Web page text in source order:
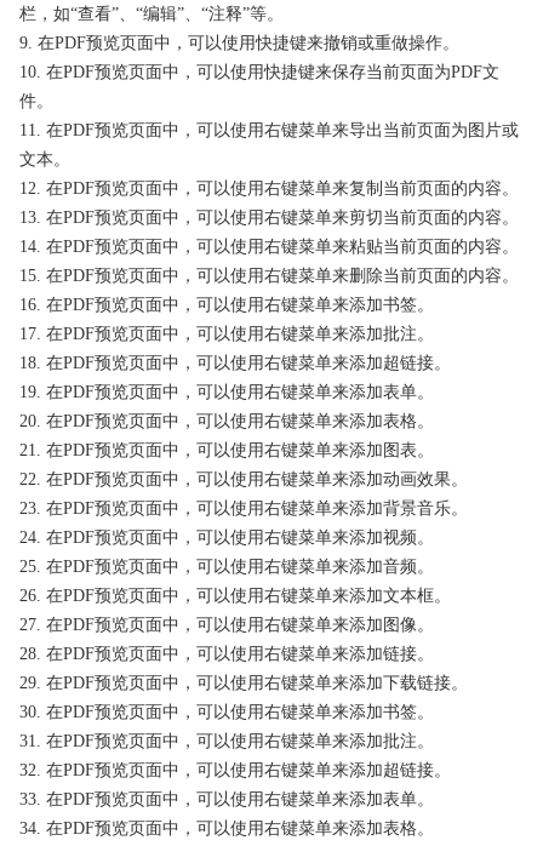
栏，如“查看”、“编辑”、“注释”等。
9. 在PDF预览页面中，可以使用快捷键来撤销或重做操作。
10. 在PDF预览页面中，可以使用快捷键来保存当前页面为PDF文
件。
11. 在PDF预览页面中，可以使用右键菜单来导出当前页面为图片或
文本。
12. 在PDF预览页面中，可以使用右键菜单来复制当前页面的内容。
13. 在PDF预览页面中，可以使用右键菜单来剪切当前页面的内容。
14. 在PDF预览页面中，可以使用右键菜单来粘贴当前页面的内容。
15. 在PDF预览页面中，可以使用右键菜单来删除当前页面的内容。
16. 在PDF预览页面中，可以使用右键菜单来添加书签。
17. 在PDF预览页面中，可以使用右键菜单来添加批注。
18. 在PDF预览页面中，可以使用右键菜单来添加超链接。
19. 在PDF预览页面中，可以使用右键菜单来添加表单。
20. 在PDF预览页面中，可以使用右键菜单来添加表格。
21. 在PDF预览页面中，可以使用右键菜单来添加图表。
22. 在PDF预览页面中，可以使用右键菜单来添加动画效果。
23. 在PDF预览页面中，可以使用右键菜单来添加背景音乐。
24. 在PDF预览页面中，可以使用右键菜单来添加视频。
25. 在PDF预览页面中，可以使用右键菜单来添加音频。
26. 在PDF预览页面中，可以使用右键菜单来添加文本框。
27. 在PDF预览页面中，可以使用右键菜单来添加图像。
28. 在PDF预览页面中，可以使用右键菜单来添加链接。
29. 在PDF预览页面中，可以使用右键菜单来添加下载链接。
30. 在PDF预览页面中，可以使用右键菜单来添加书签。
31. 在PDF预览页面中，可以使用右键菜单来添加批注。
32. 在PDF预览页面中，可以使用右键菜单来添加超链接。
33. 在PDF预览页面中，可以使用右键菜单来添加表单。
34. 在PDF预览页面中，可以使用右键菜单来添加表格。